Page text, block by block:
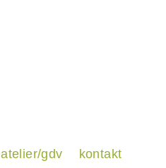
atelier/gdv kontakt